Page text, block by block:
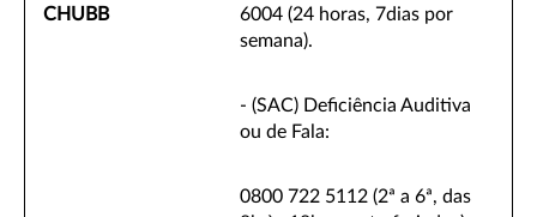
CHUBB
6004 (24 horas, 7dias por
semana).
- (SAC) Deficiência Auditiva
ou de Fala:
0800 722 5112 (2ª a 6ª, das